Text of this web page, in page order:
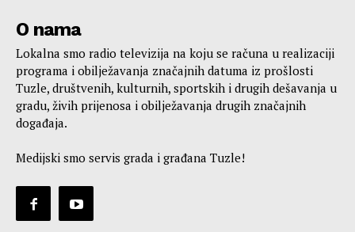
O nama
Lokalna smo radio televizija na koju se računa u realizaciji
programa i obilježavanja značajnih datuma iz prošlosti
Tuzle, društvenih, kulturnih, sportskih i drugih dešavanja u
gradu, živih prijenosa i obilježavanja drugih značajnih
događaja.
Medijski smo servis grada i građana Tuzle!